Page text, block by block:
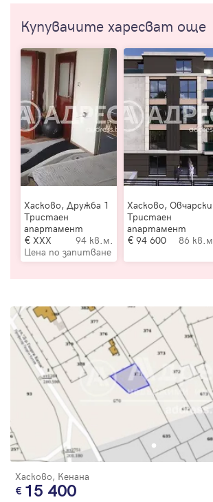
Купувачите харесват още
Хасково, Дружба 1
Тристаен
апартамент
XXX
94 кв.м.
Цена по запитване
Хасково, Овчарски
Тристаен
апартамент
94 600
86 кв.м.
Хасково, Кенана
15 400